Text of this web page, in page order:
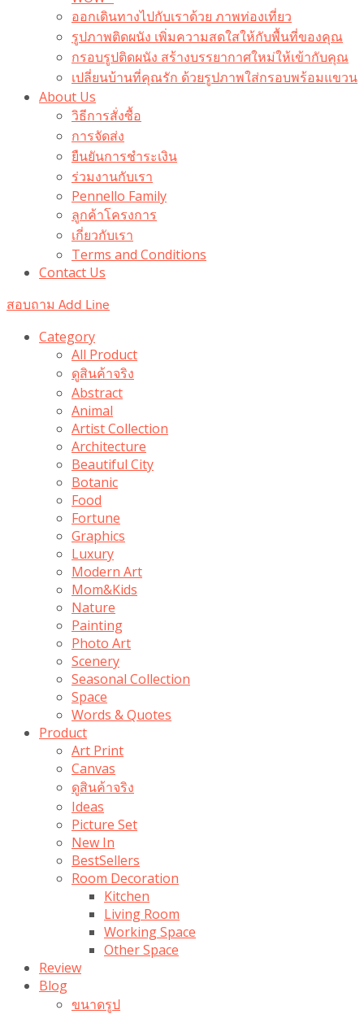
ออกเดินทางไปกับเราด้วย ภาพท่องเที่ยว
รูปภาพติดผนัง เพิ่มความสดใสให้กับพื้นที่ของคุณ
กรอบรูปติดผนัง สร้างบรรยากาศใหม่ให้เข้ากับคุณ
เปลี่ยนบ้านที่คุณรัก ด้วยรูปภาพใส่กรอบพร้อมแขวน​
About Us
วิธีการสั่งซื้อ
การจัดส่ง
ยืนยันการชำระเงิน
ร่วมงานกับเรา
Pennello Family
ลูกค้าโครงการ
เกี่ยวกับเรา
Terms and Conditions
Contact Us
สอบถาม Add Line
Category
All Product
ดูสินค้าจริง
Abstract
Animal
Artist Collection
Architecture
Beautiful City
Botanic
Food
Fortune
Graphics
Luxury
Modern Art
Mom&Kids
Nature
Painting
Photo Art
Scenery
Seasonal Collection
Space
Words & Quotes
Product
Art Print
Canvas
ดูสินค้าจริง
Ideas
Picture Set
New In
BestSellers
Room Decoration
Kitchen
Living Room
Working Space
Other Space
Review
Blog
ขนาดรูป